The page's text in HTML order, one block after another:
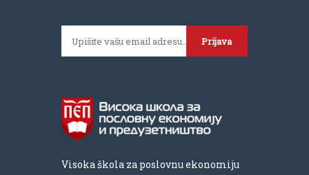
Prijava
Visoka škola za poslovnu ekonomiju